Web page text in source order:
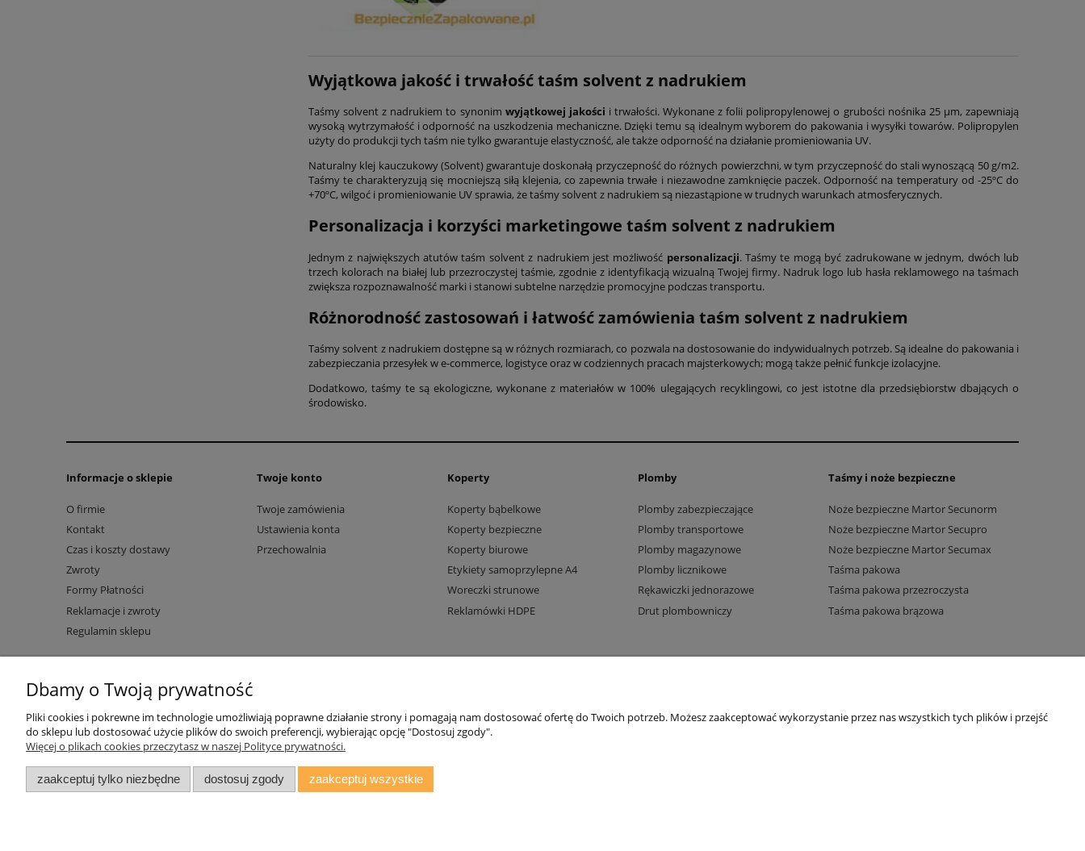
Wyjątkowa jakość i trwałość taśm solvent z nadrukiem
Taśmy solvent z nadrukiem to synonim wyjątkowej jakości i trwałości. Wykonane z folii polipropylenowej o grubości nośnika 25 µm, zapewniają
wysoką wytrzymałość i odporność na uszkodzenia mechaniczne. Dzięki temu są idealnym wyborem do pakowania i wysyłki towarów. Polipropylen
użyty do produkcji tych taśm nie tylko gwarantuje elastyczność, ale także odporność na działanie promieniowania UV.
Naturalny klej kauczukowy (Solvent) gwarantuje doskonałą przyczepność do różnych powierzchni, w tym przyczepność do stali wynoszącą 50 g/m2.
Taśmy te charakteryzują się mocniejszą siłą klejenia, co zapewnia trwałe i niezawodne zamknięcie paczek. Odporność na temperatury od -25ºC do
+70ºC, wilgoć i promieniowanie UV sprawia, że taśmy solvent z nadrukiem są niezastąpione w trudnych warunkach atmosferycznych.
Personalizacja i korzyści marketingowe taśm solvent z nadrukiem
Jednym z największych atutów taśm solvent z nadrukiem jest możliwość personalizacji. Taśmy te mogą być zadrukowane w jednym, dwóch lub
trzech kolorach na białej lub przezroczystej taśmie, zgodnie z identyfikacją wizualną Twojej firmy. Nadruk logo lub hasła reklamowego na taśmach
zwiększa rozpoznawalność marki i stanowi subtelne narzędzie promocyjne podczas transportu.
Różnorodność zastosowań i łatwość zamówienia taśm solvent z nadrukiem
Taśmy solvent z nadrukiem dostępne są w różnych rozmiarach, co pozwala na dostosowanie do indywidualnych potrzeb. Są idealne do pakowania i
zabezpieczania przesyłek w e-commerce, logistyce oraz w codziennych pracach majsterkowych; mogą także pełnić funkcje izolacyjne.
Dodatkowo, taśmy te są ekologiczne, wykonane z materiałów w 100% ulegających recyklingowi, co jest istotne dla przedsiębiorstw dbających o
środowisko.
Informacje o sklepie
O firmie
Kontakt
Czas i koszty dostawy
Zwroty
Formy Płatności
Reklamacje i zwroty
Regulamin sklepu
Twoje konto
Twoje zamówienia
Ustawienia konta
Przechowalnia
Koperty
Koperty bąbelkowe
Koperty bezpieczne
Koperty biurowe
Etykiety samoprzylepne A4
Woreczki strunowe
Reklamówki HDPE
Plomby
Plomby zabezpieczające
Plomby transportowe
Plomby magazynowe
Plomby licznikowe
Rękawiczki jednorazowe
Drut plombowniczy
Taśmy i noże bezpieczne
Noże bezpieczne Martor Secunorm
Noże bezpieczne Martor Secupro
Noże bezpieczne Martor Secumax
Taśma pakowa
Taśma pakowa przezroczysta
Taśma pakowa brązowa
Dbamy o Twoją prywatność
Pliki cookies i pokrewne im technologie umożliwiają poprawne działanie strony i pomagają nam dostosować ofertę do Twoich potrzeb. Możesz zaakceptować wykorzystanie przez nas wszystkich tych plików i przejść
do sklepu lub dostosować użycie plików do swoich preferencji, wybierając opcję "Dostosuj zgody".
Więcej o plikach cookies przeczytasz w naszej Polityce prywatności.
zaakceptuj tylko niezbędne dostosuj zgody zaakceptuj wszystkie